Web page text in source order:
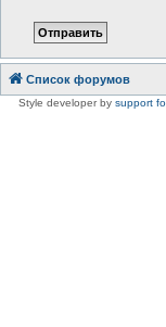
Список форумов
Style developer by support